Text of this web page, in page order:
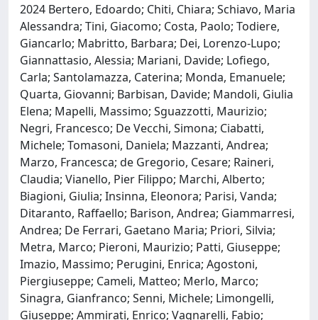
2024 Bertero, Edoardo; Chiti, Chiara; Schiavo, Maria
Alessandra; Tini, Giacomo; Costa, Paolo; Todiere,
Giancarlo; Mabritto, Barbara; Dei, Lorenzo‐Lupo;
Giannattasio, Alessia; Mariani, Davide; Lofiego,
Carla; Santolamazza, Caterina; Monda, Emanuele;
Quarta, Giovanni; Barbisan, Davide; Mandoli, Giulia
Elena; Mapelli, Massimo; Sguazzotti, Maurizio;
Negri, Francesco; De Vecchi, Simona; Ciabatti,
Michele; Tomasoni, Daniela; Mazzanti, Andrea;
Marzo, Francesca; de Gregorio, Cesare; Raineri,
Claudia; Vianello, Pier Filippo; Marchi, Alberto;
Biagioni, Giulia; Insinna, Eleonora; Parisi, Vanda;
Ditaranto, Raffaello; Barison, Andrea; Giammarresi,
Andrea; De Ferrari, Gaetano Maria; Priori, Silvia;
Metra, Marco; Pieroni, Maurizio; Patti, Giuseppe;
Imazio, Massimo; Perugini, Enrica; Agostoni,
Piergiuseppe; Cameli, Matteo; Merlo, Marco;
Sinagra, Gianfranco; Senni, Michele; Limongelli,
Giuseppe; Ammirati, Enrico; Vagnarelli, Fabio;